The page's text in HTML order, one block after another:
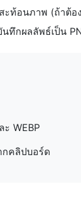
ะท้อนภาพ (ถ้าต้
กผลลัพธ์เป็น
ะ WEBP
กคลิปบอร์ด